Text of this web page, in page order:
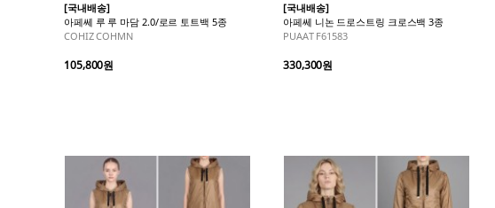
[국내배송]
아페쎄 루 루 마담 2.0/로르 토트백 5종
COHIZ COHMN
105,800원
[국내배송]
아페쎄 니논 드로스트링 크로스백 3종
PUAAT F61583
330,300원